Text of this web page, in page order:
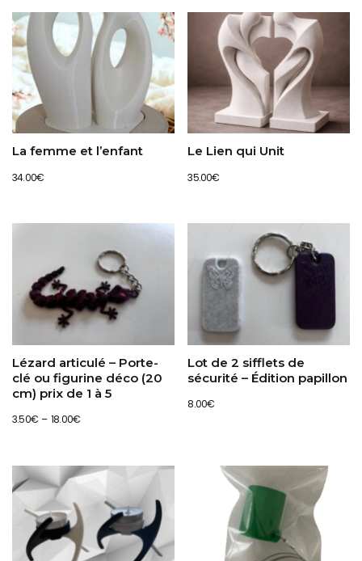
La femme et l’enfant
34.00€
Le Lien qui Unit
35.00€
Lézard articulé – Porte-
clé ou figurine déco (20
cm) prix de 1 à 5
3.50€ – 18.00€
Lot de 2 sifflets de
sécurité – Édition papillon
8.00€